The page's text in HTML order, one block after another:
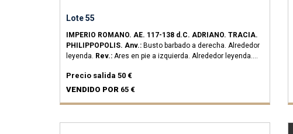
Lote 55
IMPERIO ROMANO. AE. 117-138 d.C. ADRIANO. TRACIA.
PHILIPPOPOLIS. Anv.: Busto barbado a derecha. Alrededor
leyenda. Rev.: Ares en pie a izquierda. Alrededor leyenda.
Precio salida 50 €
VENDIDO POR 65 €